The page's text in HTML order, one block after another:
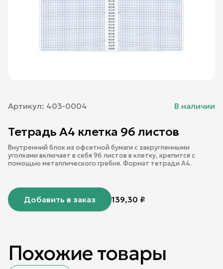
Артикул: 403-0004 В наличии
Тетрадь А4 клетка 96 листов
Внутренний блок из офсетной бумаги с закругленными
уголками включает в себя 96 листов в клетку, крепится с
помощью металлического гребня. Формат тетради А4.
Добавить в заказ 139,30 ₽
Похожие товары